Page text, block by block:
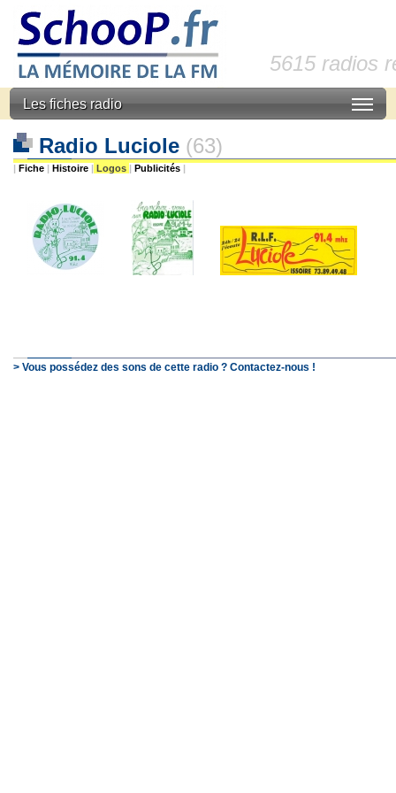
5615 radios
Les fiches radio
Radio Luciole (63)
| Fiche | Histoire | Logos | Publicités |
> Vous possédez des sons de cette radio ? Contactez-nous !